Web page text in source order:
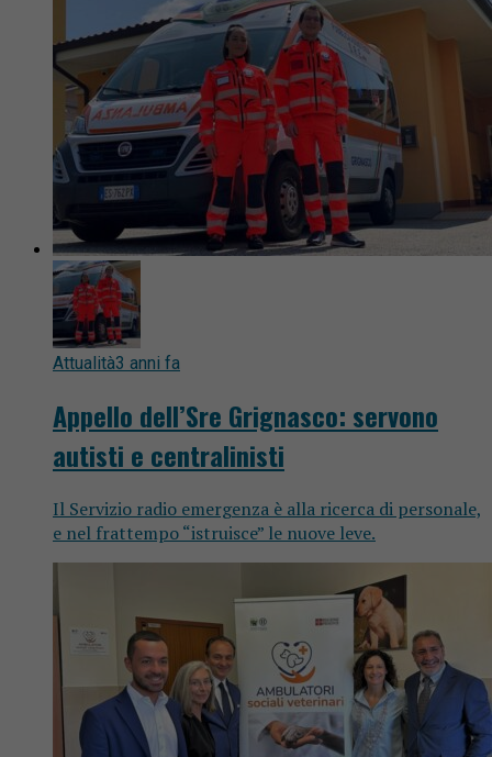
Attualità3 anni fa
Appello dell’Sre Grignasco: servono
autisti e centralinisti
Il Servizio radio emergenza è alla ricerca di personale,
e nel frattempo “istruisce” le nuove leve.